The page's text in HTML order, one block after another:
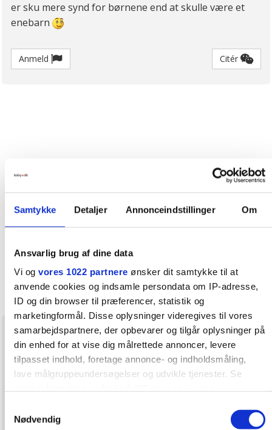
Samtykke Detaljer Annonceindstillinger Om
Ansvarlig brug af dine data
Vi og vores 1022 partnere ønsker dit samtykke til at
anvende cookies og indsamle persondata om IP-adresse,
ID og din browser til præferencer, statistik og
marketingformål. Disse oplysninger videregives til vores
samarbejdspartnere, der opbevarer og tilgår oplysninger på
din enhed for at vise dig målrettede annoncer, levere
tilpasset indhold, foretage annonce- og indholdsmåling,
lave målgruppeundersøgelser og udvikle tjenester. Se
eller ændre indstillinger fra vores "Cookiedeklaration", eller
Nødvendig
er sku mere synd for børnene end at skulle være et
enebarn
Anmeld Citér
4. februar 2025
Anonym trådstarter
Nu er det et år siden jeg startede denne tråd. Det
kommer stadig over mig engang imellem - den der
om det hele når vi en dag bliver gamle. Men må finde